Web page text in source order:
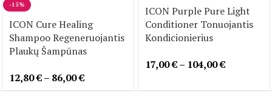
-15%
ICON Cure Healing
Shampoo Regeneruojantis
Plaukų Šampūnas
12,80€– 86,00€
ICON Purple Pure Light
Conditioner Tonuojantis
Kondicionierius
17,00€– 104,00€